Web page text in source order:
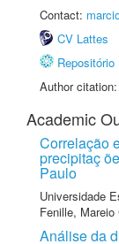
Contact:
CV Lattes
Author citation:
Academic
Correlação
precipitaç
Paulo
Universidade
Fenille, Mareio
Análise da